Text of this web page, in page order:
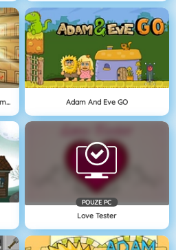
Fireboy And Watergirl: The Light Temple Adam And Eve GO
POUZE PC
Love Tester